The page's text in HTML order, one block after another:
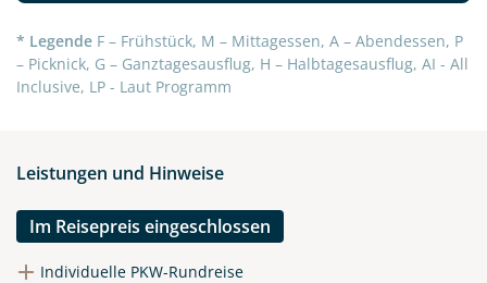
* Legende F – Frühstück, M – Mittagessen, A – Abendessen, P
– Picknick, G – Ganztagesausflug, H – Halbtagesausflug, AI - All
Inclusive, LP - Laut Programm
Leistungen und Hinweise
Im Reisepreis eingeschlossen
Individuelle PKW-Rundreise